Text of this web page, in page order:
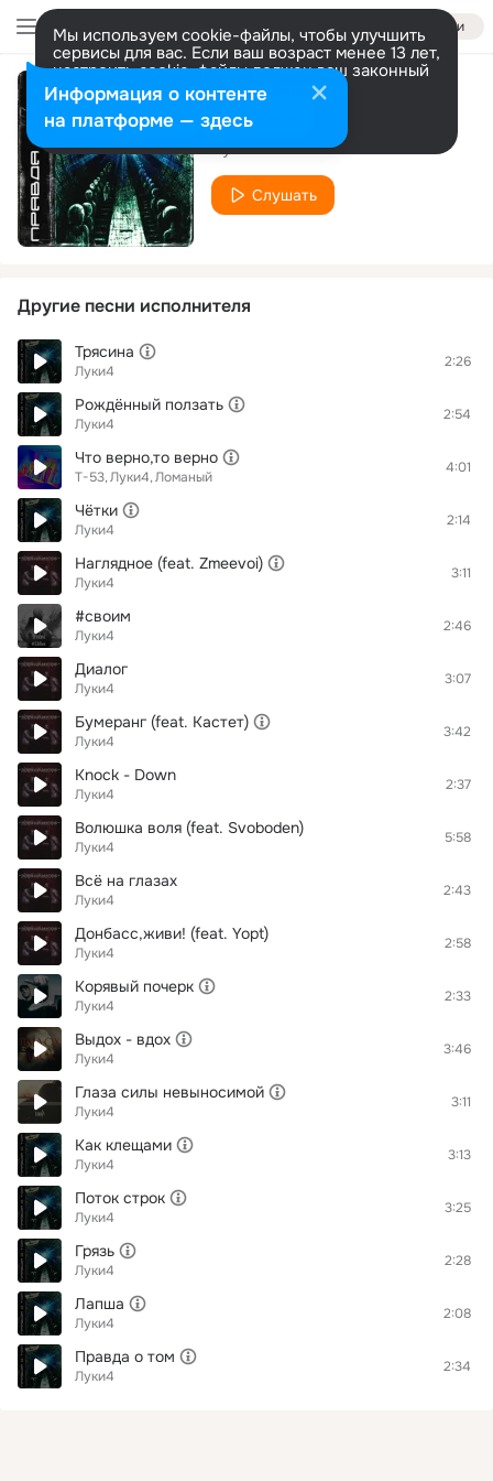
Войти
Мы используем cookie-файлы, чтобы улучшить
сервисы для вас. Если ваш возраст менее 13 лет,
настроить cookie-файлы должен ваш законный
представитель. Больше информации
Разрешить все Настроить
Клубок
Луки4
Слушать
Другие песни исполнителя
Трясина
Луки4
2:26
Рождённый ползать
Луки4
2:54
Что верно,то верно
Т-53 Луки4 Ломаный
4:01
Чётки
Луки4
2:14
Наглядное (feat. Zmeevoi)
Луки4
3:11
#своим
Луки4
2:46
Диалог
Луки4
3:07
Бумеранг (feat. Кастет)
Луки4
3:42
Knock - Down
Луки4
2:37
Волюшка воля (feat. Svoboden)
Луки4
5:58
Всё на глазах
Луки4
2:43
Донбасс,живи! (feat. Yopt)
Луки4
2:58
Корявый почерк
Луки4
2:33
Выдох - вдох
Луки4
3:46
Глаза силы невыносимой
Луки4
3:11
Как клещами
Луки4
3:13
Поток строк
Луки4
3:25
Грязь
Луки4
2:28
Лапша
Луки4
2:08
Правда о том
Луки4
2:34
Информация о контенте
на платформе — здесь